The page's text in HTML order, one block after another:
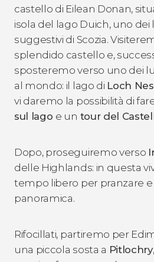
castello di Eilean Donan,
isola del lago Duich, uno dei
suggestivi di Scozia.
splendido castello e,
sposteremo verso uno dei
al mondo: il lago di Loch
vi daremo la possibilità di
sul lago e un tour del
Dopo, proseguiremo verso
delle Highlands: in questa
tempo libero per pranzare e
panoramica.
Rifocillati, partiremo per
una piccola sosta a Pitlochry